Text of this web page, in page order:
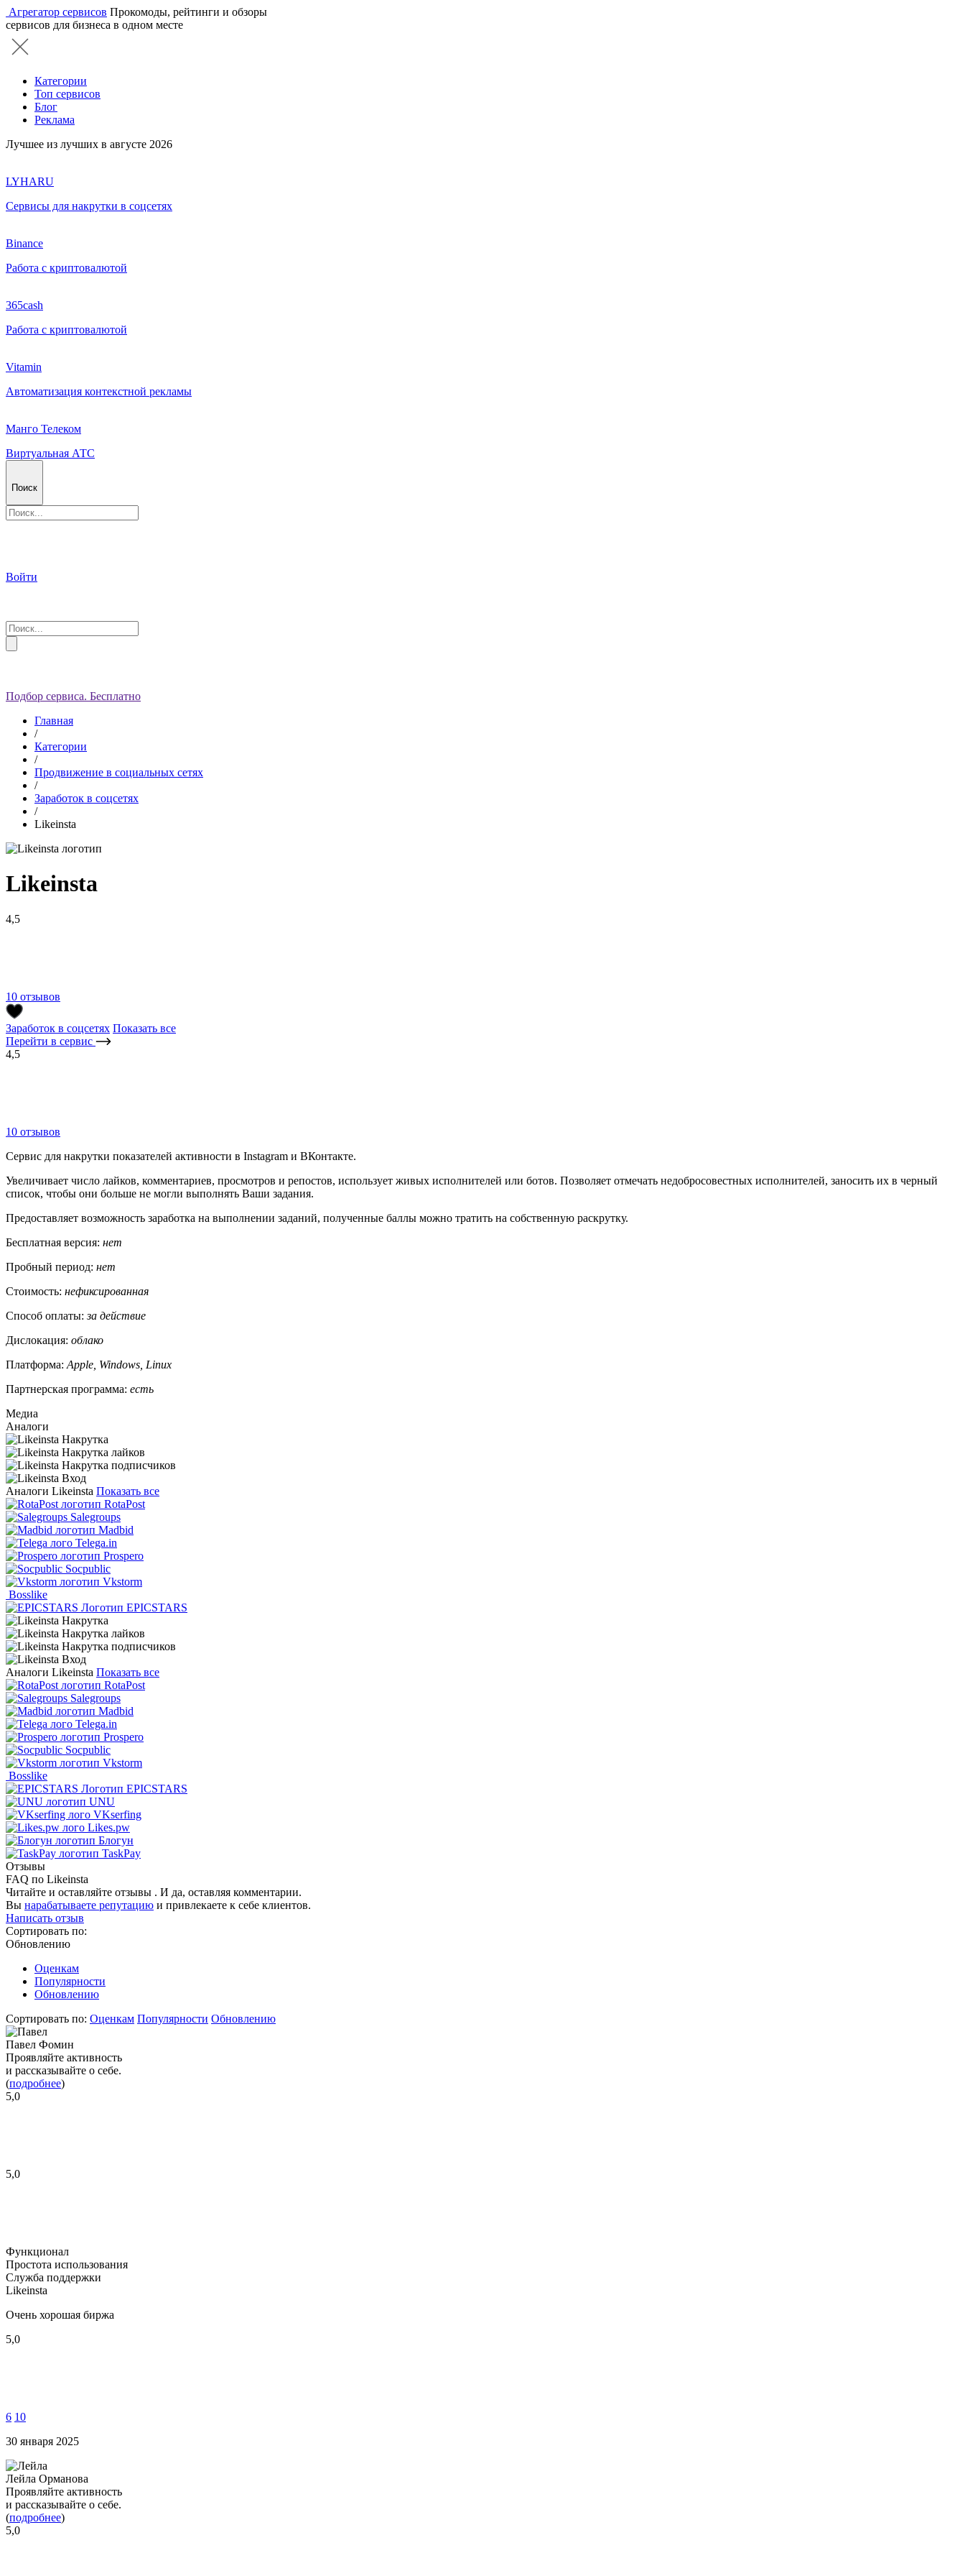
Агрегатор сервисов Прокомоды, рейтинги и обзоры
сервисов для бизнеса в одном месте
Категории
Топ сервисов
Блог
Реклама
Лучшее из лучших в августе 2026
LYHARU
Сервисы для накрутки в соцсетях
Binance
Работа с криптовалютой
365cash
Работа с криптовалютой
Vitamin
Автоматизация контекстной рекламы
Манго Телеком
Виртуальная АТС
Поиск
Войти
Подбор сервиса. Бесплатно
Главная
/
Категории
/
Продвижение в социальных сетях
/
Заработок в соцсетях
/
Likeinsta
Likeinsta
4,5
10 отзывов
Заработок в соцсетях Показать все
Перейти в сервис
4,5
10 отзывов
Сервис для накрутки показателей активности в Instagram и ВКонтакте.
Увеличивает число лайков, комментариев, просмотров и репостов, использует живых исполнителей или ботов. Позволяет отмечать недобросовестных исполнителей, заносить их в черный
список, чтобы они больше не могли выполнять Ваши задания.
Предоставляет возможность заработка на выполнении заданий, полученные баллы можно тратить на собственную раскрутку.
Бесплатная версия: нет
Пробный период: нет
Стоимость: нефиксированная
Способ оплаты:за действие
Дислокация: облако
Платформа: Apple, Windows, Linux
Партнерская программа: есть
Медиа
Аналоги
Аналоги Likeinsta Показать все
RotaPost
Salegroups
Madbid
Telega.in
Prospero
Socpublic
Vkstorm
Bosslike
EPICSTARS
Аналоги Likeinsta Показать все
RotaPost
Salegroups
Madbid
Telega.in
Prospero
Socpublic
Vkstorm
Bosslike
EPICSTARS
UNU
VKserfing
Likes.pw
Блогун
TaskPay
Отзывы
FAQ по Likeinsta
Читайте и оставляйте отзывы . И да, оставляя комментарии.
Вы нарабатываете репутацию и привлекаете к себе клиентов.
Написать отзыв
Сортировать по:
Обновлению
Оценкам
Популярности
Обновлению
Сортировать по: Оценкам Популярности Обновлению
Павел Фомин
Проявляйте активность
и рассказывайте о себе.
(подробнее)
5,0
5,0
Функционал
Простота использования
Служба поддержки
Likeinsta
Очень хорошая биржа
5,0
6 10
30 января 2025
Лейла Орманова
Проявляйте активность
и рассказывайте о себе.
(подробнее)
5,0